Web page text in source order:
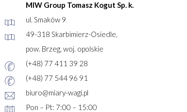
MIW Group Tomasz Kogut Sp. k.
ul. Smaków 9
49-318 Skarbimierz-Osiedle,
pow. Brzeg, woj. opolskie
(+48) 77 411 39 28
(+48) 77 544 96 91
biuro@miary-wagi.pl
Pon – Pt: 7:00 – 15:00